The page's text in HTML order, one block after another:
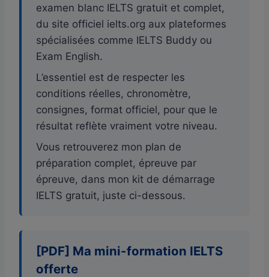
examen blanc IELTS gratuit et complet,
du site officiel ielts.org aux plateformes
spécialisées comme IELTS Buddy ou
Exam English.
L’essentiel est de respecter les
conditions réelles, chronomètre,
consignes, format officiel, pour que le
résultat reflète vraiment votre niveau.
Vous retrouverez mon plan de
préparation complet, épreuve par
épreuve, dans mon kit de démarrage
IELTS gratuit, juste ci-dessous.
[PDF] Ma mini-formation IELTS
offerte